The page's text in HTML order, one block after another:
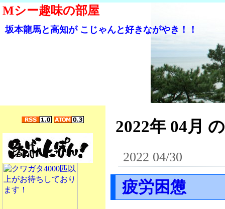
Mシー趣味の部屋
坂本龍馬と高知が こじゃんと好きながやき！！
2022年 04月
2022 04/30
疲労困憊